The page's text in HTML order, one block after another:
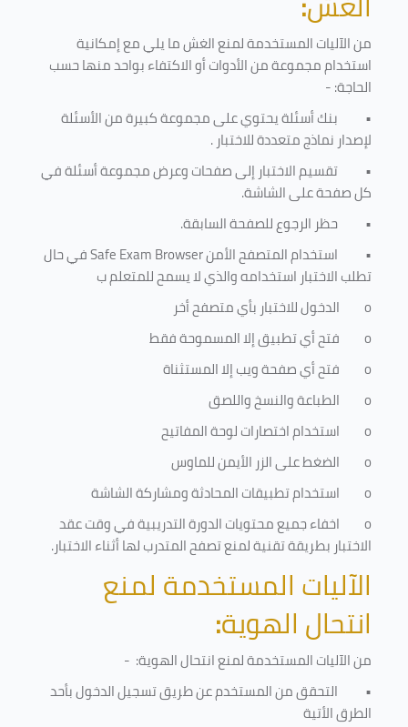
من الآليات المستخدمة لمنع الغش ما يلي مع إمكانية
استخدام مجموعة من الأدوات أو الاكتفاء بواحد منها حسب
الحاجة: -
• بنك أسئلة يحتوي على مجموعة كبيرة من الأسئلة
لإصدار نماذج متعددة للاختبار.
• تقسيم الاختبار إلى صفحات وعرض مجموعة أسئلة في
كل صفحة على الشاشة.
• حظر الرجوع للصفحة السابقة.
• استخدام المتصفح الأمنSafe Exam Browserفي حال
تطلب الاختبار استخدامه والذي لا يسمح للمتعلم ب
o
الدخول للاختبار بأي متصفح أخر
o
فتح أي تطبيق إلا المسموحة فقط
o
فتح أي صفحة ويب إلا المستثناة
o
الطباعة والنسخ واللصق
o
استخدام اختصارات لوحة المفاتيح
o
الضغط على الزر الأيمن للماوس
o
استخدام تطبيقات المحادثة ومشاركة الشاشة
o
اخفاء جميع محتويات الدورة التدريبية في وقت عقد
الاختبار بطريقة تقنية لمنع تصفح المتدرب لها أثناء الاختبار.
الآليات المستخدمة لمنع
انتحال الهوية:
من الآليات المستخدمة لمنعانتحال الهوية: -
• التحقق من المستخدم عن طريق تسجيل الدخول بأحد
الطرق الأتية